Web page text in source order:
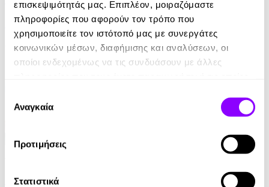
επισκεψιμότητάς μας. Επιπλέον, μοιραζόμαστε
πληροφορίες που αφορούν τον τρόπο που
χρησιμοποιείτε τον ιστότοπό μας με συνεργάτες
κοινωνικών μέσων, διαφήμισης και αναλύσεων, οι
οποίοι ενδεχομένως να τις συνδυάσουν με άλλες
των υπηρεσιών τους.
συγκατάθεσης
Αναγκαία
Προτιμήσεις
Στατιστικά
Jurgen Banscherus
6.99€
Κάτω από τον Ίδιο Ουρανό